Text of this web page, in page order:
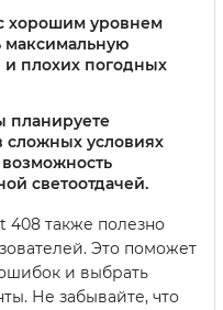
хорошим уровнем
максимальную
плохих погодных
планируете
сложных условиях
светоотдачей.
также полезно
Это поможет
и выбрать
Не забывайте, что